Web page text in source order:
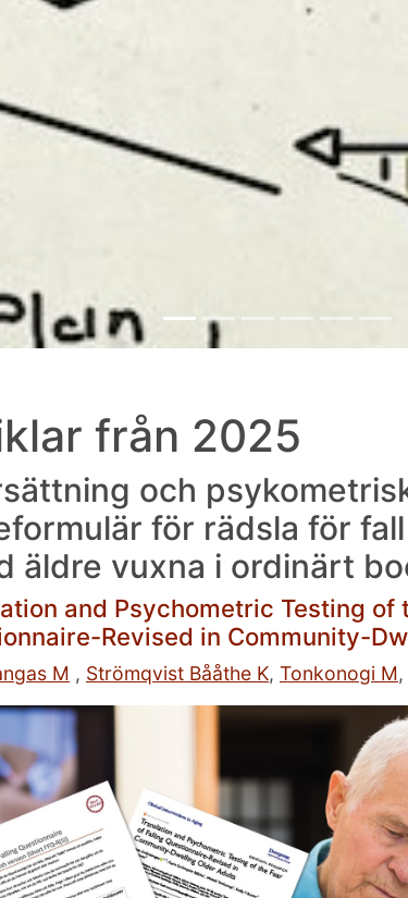
från 2025
och
för rädsla för
äldre vuxna i ordinärt
and Psychometric Testing of
Revised in Community-
M , Strömqvist Bååthe K, Tonkonogi M,